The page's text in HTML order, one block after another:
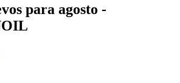
para agosto -